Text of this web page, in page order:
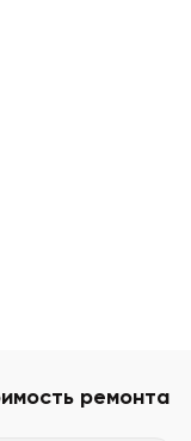
ремонта